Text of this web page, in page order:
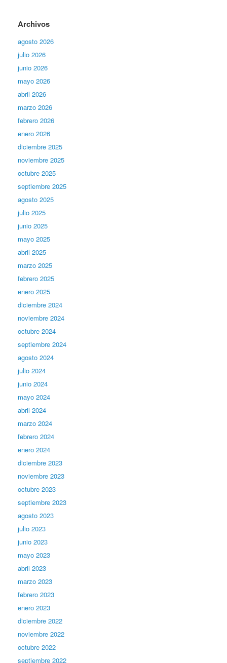
Archivos
agosto 2026
julio 2026
junio 2026
mayo 2026
abril 2026
marzo 2026
febrero 2026
enero 2026
diciembre 2025
noviembre 2025
octubre 2025
septiembre 2025
agosto 2025
julio 2025
junio 2025
mayo 2025
abril 2025
marzo 2025
febrero 2025
enero 2025
diciembre 2024
noviembre 2024
octubre 2024
septiembre 2024
agosto 2024
julio 2024
junio 2024
mayo 2024
abril 2024
marzo 2024
febrero 2024
enero 2024
diciembre 2023
noviembre 2023
octubre 2023
septiembre 2023
agosto 2023
julio 2023
junio 2023
mayo 2023
abril 2023
marzo 2023
febrero 2023
enero 2023
diciembre 2022
noviembre 2022
octubre 2022
septiembre 2022